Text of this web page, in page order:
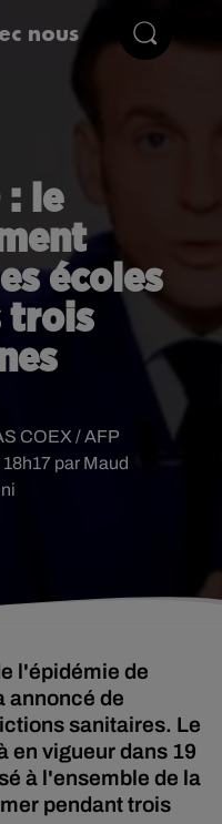
nous
: le
écoles
trois
par Maud
COEX / AFP
l'épidémie de
annoncé de
sanitaires. Le
en vigueur dans 19
à l'ensemble de la
pendant trois